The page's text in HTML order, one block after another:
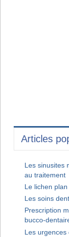
Articles
Les sinusites
au traitement
Le lichen
Les soins
Prescription
bucco-
Les